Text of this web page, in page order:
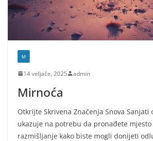
M
14 veljače, 2025 admin
Mirnoća
Otkrijte Skrivena Značenja Snova Sanjati
ukazuje na potrebu da pronađete mjesto
razmišljanje kako biste mogli donijeti